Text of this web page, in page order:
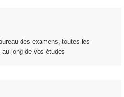
des examens, toutes les
au long de vos études